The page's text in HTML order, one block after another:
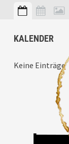
KALENDER
Keine Einträge